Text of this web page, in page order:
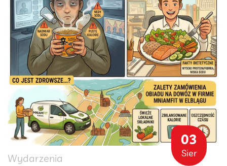
03
Sier
Wydarzenia